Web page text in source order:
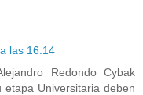
las 16:14
Redondo Cybak
etapa Universitaria deben